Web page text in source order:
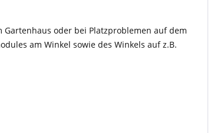
oder bei Platzproblemen auf dem
am Winkel sowie des Winkels auf z.B.